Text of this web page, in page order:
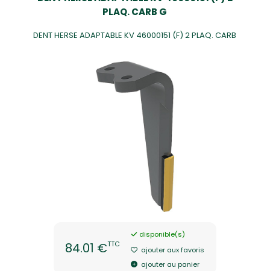
PLAQ. CARB G
DENT HERSE ADAPTABLE KV 46000151 (F) 2 PLAQ. CARB
84.01 €TTC
disponible(s)
ajouter aux favoris
ajouter au panier